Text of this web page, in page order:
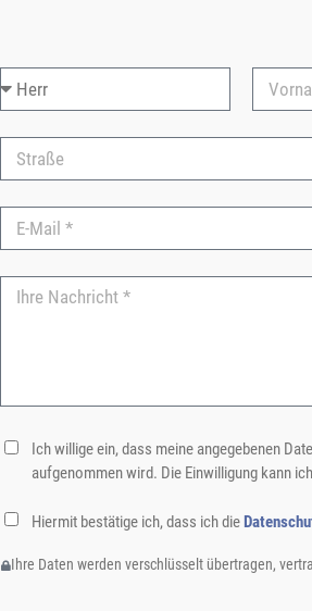
Ich willige ein, dass meine angegebenen
aufgenommen wird. Die Einwilligung kann
Hiermit bestätige ich, dass ich die
Ihre Daten werden verschlüsselt übertragen,